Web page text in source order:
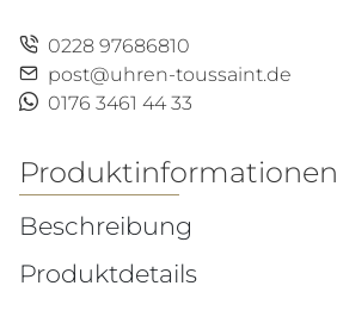
0228 97686810
post@uhren-toussaint.de
0176 3461 44 33
Produktinformationen
Beschreibung
Produktdetails